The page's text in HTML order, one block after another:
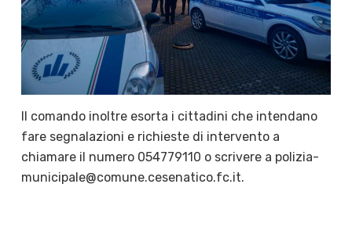
Il comando inoltre esorta i cittadini che intendano
fare segnalazioni e richieste di intervento a
chiamare il numero 054779110 o scrivere a polizia-
municipale@comune.cesenatico.fc.it.